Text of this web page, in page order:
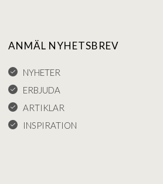
ANMÄL NYHETSBREV
NYHETER
ERBJUDA
ARTIKLAR
INSPIRATION